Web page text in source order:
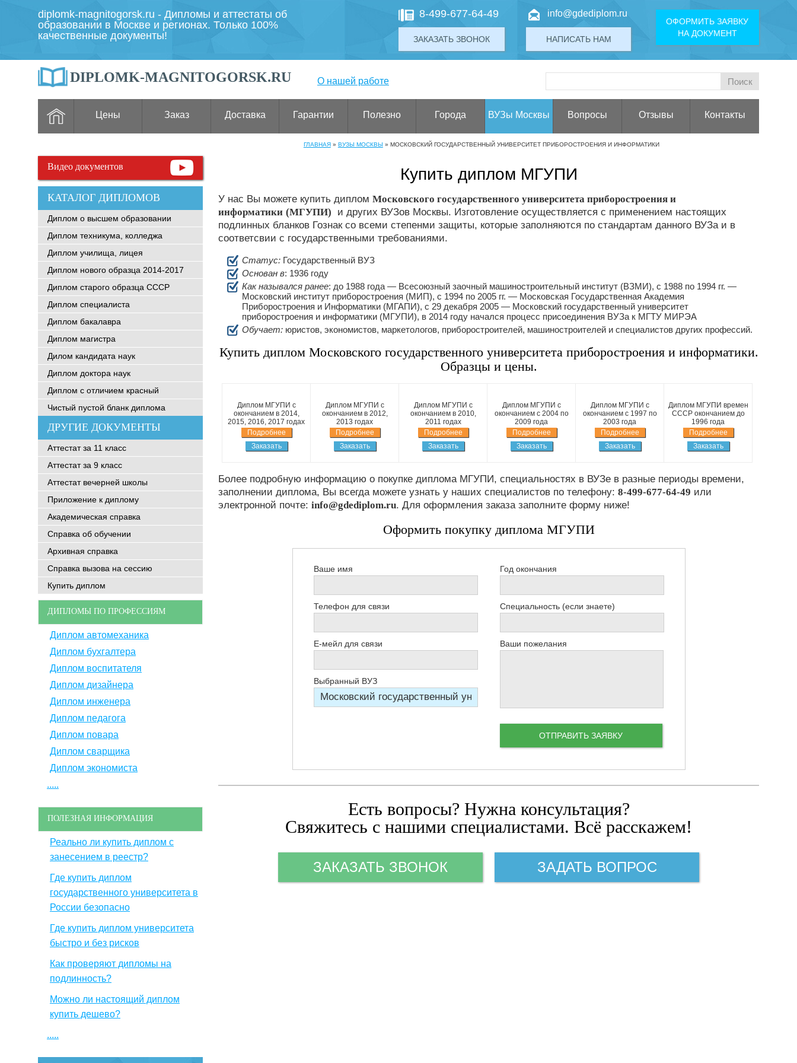
diplomk-magnitogorsk.ru - Дипломы и аттестаты об
образовании в Москве и регионах. Только 100%
качественные документы!
8-499-677-64-49
ЗАКАЗАТЬ ЗВОНОК
info@gdediplom.ru
НАПИСАТЬ НАМ
ОФОРМИТЬ ЗАЯВКУ
НА ДОКУМЕНТ
DIPLOMK-MAGNITOGORSK.RU О нашей работе
Цены Заказ Доставка Гарантии Полезно Города ВУЗы Москвы Вопросы Отзывы Контакты
ГЛАВНАЯ» ВУЗЫ МОСКВЫ » МОСКОВСКИЙ ГОСУДАРСТВЕННЫЙ УНИВЕРСИТЕТ ПРИБОРОСТРОЕНИЯ И ИНФОРМАТИКИ
Купить диплом МГУПИ
У нас Вы можете купить диплом Московского государственного университета приборостроения и
информатики (МГУПИ) и других ВУЗов Москвы. Изготовление осуществляется с применением настоящих
подлинных бланков Гознак со всеми степенми защиты, которые заполняются по стандартам данного ВУЗа и в
соответсвии с государственными требованиями.
Статус: Государственный ВУЗ
Основан в: 1936 году
Как назывался ранее: до 1988 года — Всесоюзный заочный машиностроительный институт (ВЗМИ), с 1988 по 1994 гг. —
Московский институт приборостроения (МИП), с 1994 по 2005 гг. — Московская Государственная Академия
Приборостроения и Информатики (МГАПИ), с 29 декабря 2005 — Московский государственный университет
приборостроения и информатики (МГУПИ), в 2014 году начался процесс присоединения ВУЗа к МГТУ МИРЭА
Обучает: юристов, экономистов, маркетологов, приборостроителей, машиностроителей и специалистов других профессий.
Купить диплом Московского государственного университета приборостроения и информатики.
Образцы и цены.
Диплом МГУПИ с
окончанием в 2014,
2015, 2016, 2017 годах
Подробнее
Заказать
Диплом МГУПИ с
окончанием в 2012,
2013 годах
Подробнее
Заказать
Диплом МГУПИ с
окончанием в 2010,
2011 годах
Подробнее
Заказать
Диплом МГУПИ с
окончанием с 2004 по
2009 года
Подробнее
Заказать
Диплом МГУПИ с
окончанием с 1997 по
2003 года
Подробнее
Заказать
Диплом МГУПИ времен
СССР окончанием до
1996 года
Подробнее
Заказать
Более подробную информацию о покупке диплома МГУПИ, специальностях в ВУЗе в разные периоды времени,
заполнении диплома, Вы всегда можете узнать у наших специалистов по телефону: 8-499-677-64-49 или
электронной почте: info@gdediplom.ru. Для оформления заказа заполните форму ниже!
Оформить покупку диплома МГУПИ
Ваше имя
Телефон для связи
Е-мейл для связи
Выбранный ВУЗ
Год окончания
Специальность (если знаете)
Ваши пожелания
Есть вопросы? Нужна консультация?
Свяжитесь с нашими специалистами. Всё расскажем!
ЗАКАЗАТЬ ЗВОНОК ЗАДАТЬ ВОПРОС
Видео документов
КАТАЛОГ ДИПЛОМОВ
Диплом о высшем образовании
Диплом техникума, колледжа
Диплом училища, лицея
Диплом нового образца 2014-2017
Диплом старого образца СССР
Диплом специалиста
Диплом бакалавра
Диплом магистра
Дилом кандидата наук
Диплом доктора наук
Диплом с отличием красный
Чистый пустой бланк диплома
ДРУГИЕ ДОКУМЕНТЫ
Аттестат за 11 класс
Аттестат за 9 класс
Аттестат вечерней школы
Приложение к диплому
Академическая справка
Справка об обучении
Архивная справка
Справка вызова на сессию
Купить диплом
ДИПЛОМЫ ПО ПРОФЕССИЯМ
Диплом автомеханика
Диплом бухгалтера
Диплом воспитателя
Диплом дизайнера
Диплом инженера
Диплом педагога
Диплом повара
Диплом сварщика
Диплом экономиста
.....
ПОЛЕЗНАЯ ИНФОРМАЦИЯ
Реально ли купить диплом с
занесением в реестр?
Где купить диплом
государственного университета в
России безопасно
Где купить диплом университета
быстро и без рисков
Как проверяют дипломы на
подлинность?
Можно ли настоящий диплом
купить дешево?
.....